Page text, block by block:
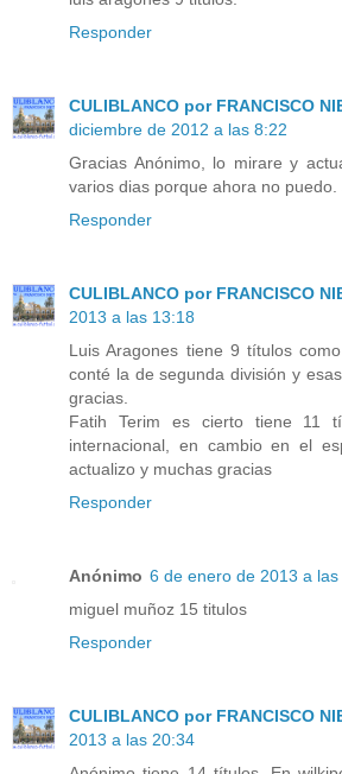
Responder
CULIBLANCO por FRANCISCO
diciembre de 2012 a las 8:22
Gracias Anónimo, lo mirare y
varios dias porque ahora no puedo.
Responder
CULIBLANCO por FRANCISCO
2013 a las 13:18
Luis Aragones tiene 9 títulos
conté la de segunda división y
gracias.
Fatih Terim es cierto tiene 11
internacional, en cambio en el
actualizo y muchas gracias
Responder
Anónimo 6 de enero de 2013 a
miguel muñoz 15 titulos
Responder
CULIBLANCO por FRANCISCO
2013 a las 20:34